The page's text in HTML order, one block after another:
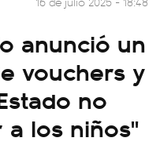
anunció un
vouchers y
no
los niños"